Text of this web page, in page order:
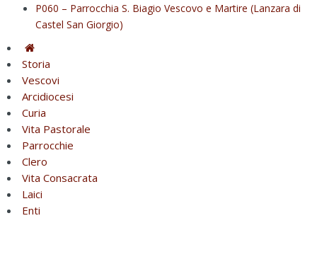
P060 – Parrocchia S. Biagio Vescovo e Martire (Lanzara di
Castel San Giorgio)
Storia
Vescovi
Arcidiocesi
Curia
Vita Pastorale
Parrocchie
Clero
Vita Consacrata
Laici
Enti